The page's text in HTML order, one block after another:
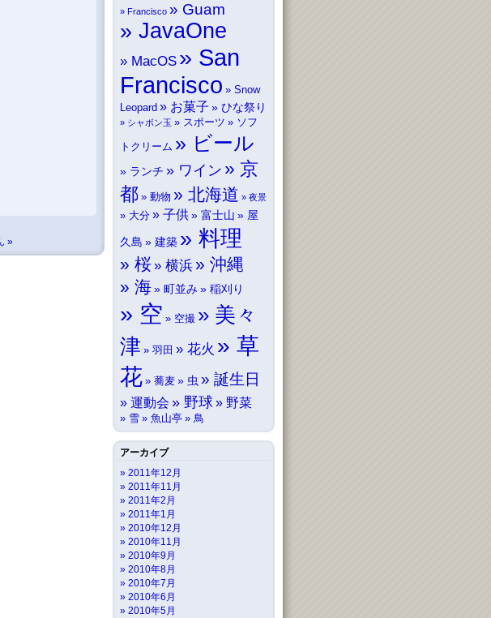
»
Francisco Guam
JavaOne
MacOS
San
Francisco
Snow
Leopard
お菓子 ひな祭り
シャボン玉 スポーツ ソフ
トクリーム ビール
ランチ ワイン
京
都
動物 北海道 夜景
大分 子供 富士山 屋
久島 建築 料理
桜 横浜
沖縄
海
町並み 稲刈り
空 空撮
美々
津
羽田 花火
草
花
蕎麦 虫 誕生日
運動会 野球 野菜
雪 魚山亭 鳥
アーカイブ
2011年12月
2011年11月
2011年2月
2011年1月
2010年12月
2010年11月
2010年9月
2010年8月
2010年7月
2010年6月
2010年5月